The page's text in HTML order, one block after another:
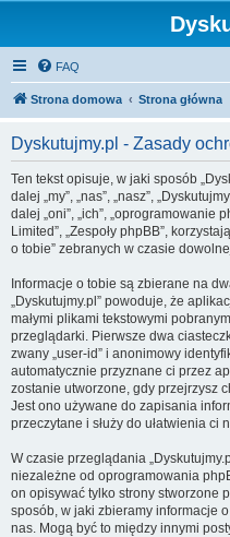
FAQ
Strona domowa Strona główna
Dyskutujmy.pl - Zasady
Ten tekst opisuje, w jaki sposób
dalej „my”, „nas”, „nasz”,
dalej „oni”, „ich”, „oprogramowanie
Limited”, „Zespoły phpBB”,
o tobie” zebranych w czasie
Informacje o tobie są zbierane na
„Dyskutujmy.pl” powoduje, że
małymi plikami tekstowymi
przeglądarki. Pierwsze dwa
zwany „user-id” i anonimowy
automatycznie przyznane ci przez
zostanie utworzone, gdy przejrzysz
Jest ono używane do zapisania
przeczytane i służy do ułatwienia ci
W czasie przeglądania
niezależne od oprogramowania
on opisywać tylko strony stworzone
sposób, w jaki zbieramy informacje
nas. Mogą być to między innymi